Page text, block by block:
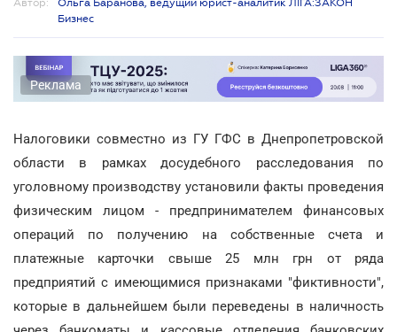
Автор:
Ольга Баранова, ведущий юрист-аналитик ЛІГА:ЗАКОН
Бизнес
Реклама
Налоговики совместно из ГУ ГФС в Днепропетровской
области в рамках досудебного расследования по
уголовному производству установили факты проведения
физическим лицом - предпринимателем финансовых
операций по получению на собственные счета и
платежные карточки свыше 25 млн грн от ряда
предприятий с имеющимися признаками "фиктивности",
которые в дальнейшем были переведены в наличность